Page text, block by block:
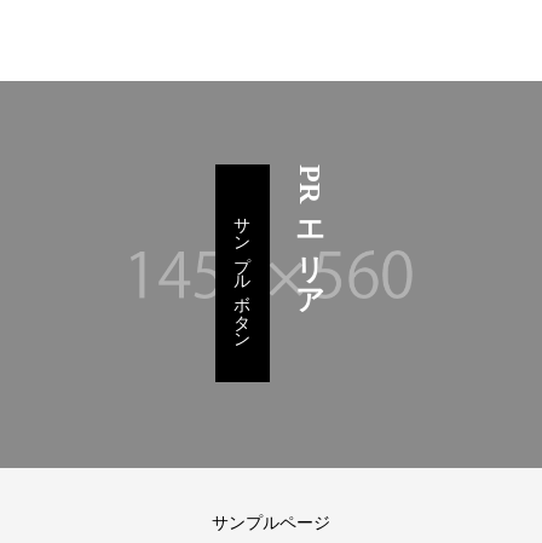
PRエリア
サンプルボタン
サンプルページ